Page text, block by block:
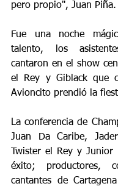
pero propio", Juan Piña.
Fue una noche
talento, los
cantaron en el show
el Rey y Giblack que
Avioncito prendió la
La conferencia de
Juan Da Caribe,
Twister el Rey y Junior
éxito; productores,
cantantes de